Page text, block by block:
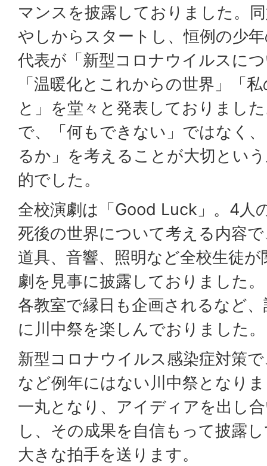
マンスを披露しておりました。
やしからスタートし、恒例の少
代表が「新型コロナウイルスに
「温暖化とこれからの世界」「
と」を堂々と発表しておりまし
で、「何もできない」ではなく
るか」を考えることが大切とい
的でした。
全校演劇は「Good Luck」。4人
死後の世界について考える内容
道具、音響、照明など全校生徒
劇を見事に披露しておりました
各教室で縁日も企画されるなど
に川中祭を楽しんでおりました。
新型コロナウイルス感染症対策
など例年にはない川中祭となり
一丸となり、アイディアを出し
し、その成果を自信もって披露
大きな拍手を送ります。